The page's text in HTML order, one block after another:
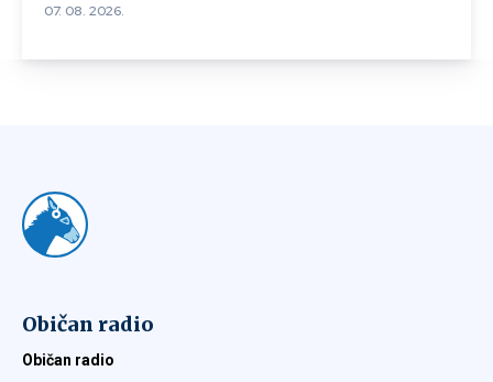
07. 08. 2026.
Običan radio
Običan radio